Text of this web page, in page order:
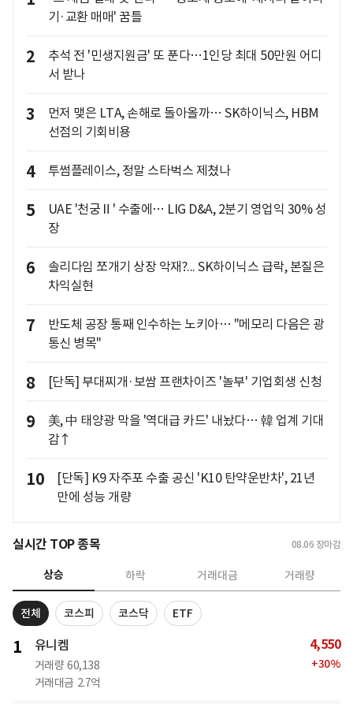
기·교환 매매' 꿈틀
2
추석 전 '민생지원금' 또 푼다…1인당 최대 50만원 어디
서 받나
3
먼저 맺은 LTA, 손해로 돌아올까… SK하이닉스, HBM
선점의 기회비용
4 투썸플레이스, 정말 스타벅스 제쳤나
5
UAE '천궁Ⅱ' 수출에… LIG D&A, 2분기 영업익 30% 성
장
6
솔리다임 쪼개기 상장 악재?... SK하이닉스 급락, 본질은
차익실현
7
반도체 공장 통째 인수하는 노키아… "메모리 다음은 광
통신 병목"
8 [단독] 부대찌개·보쌈 프랜차이즈 '놀부' 기업회생 신청
9
美, 中 태양광 막을 '역대급 카드' 내놨다… 韓 업계 기대
감↑
10
[단독] K9 자주포 수출 공신 'K10 탄약운반차', 21년
만에 성능 개량
실시간 TOP 종목 08.06 장마감
상승 하락 거래대금 거래량
전체 코스피 코스닥 ETF
1 유니켐
거래량 60,138
거래대금 2.7억
4,550
+30%